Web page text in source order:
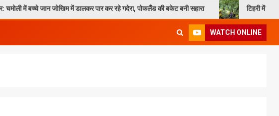
जोखिम में डालकर पार कर रहे गदेरा, पोकलैंड की बकेट बनी सहारा टिहरी में दर्दनाक हादसा: 250
WATCH ONLINE